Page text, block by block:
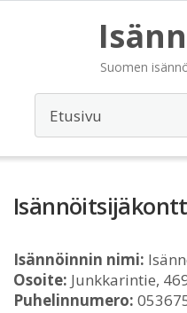
Suomen
Isännöinnin nimi:
Osoite: Junkkarintie,
Puhelinnumero: